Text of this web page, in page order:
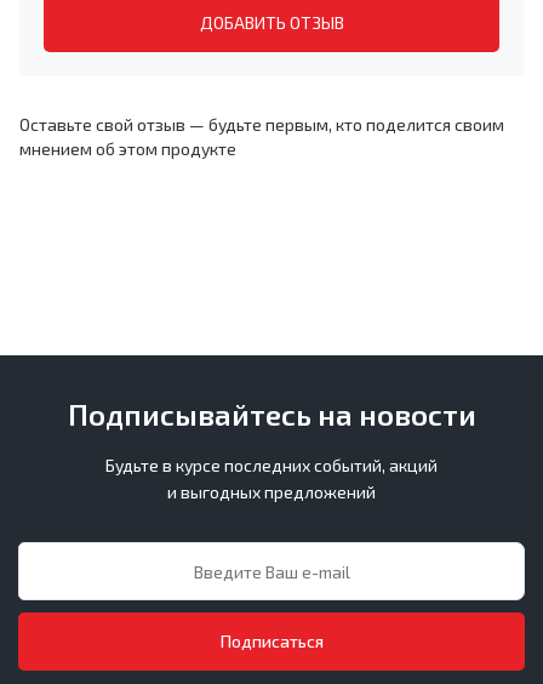
ДОБАВИТЬ ОТЗЫВ
Оставьте свой отзыв — будьте первым, кто поделится своим
мнением об этом продукте
Подписывайтесь на новости
Будьте в курсе последних событий, акций
и выгодных предложений
Подписаться